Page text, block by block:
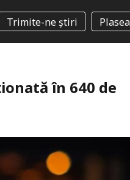
Trimite-ne știri
în 640 de